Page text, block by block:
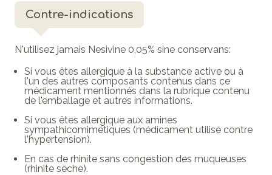
Contre-indications
N'utilisez jamais Nesivine 0,05% sine conservans:
Si vous êtes allergique à la substance active ou à
l'un des autres composants contenus dans ce
médicament mentionnés dans la rubrique contenu
de l'emballage et autres informations.
Si vous êtes allergique aux amines
sympathicomimétiques (médicament utilisé contre
l'hypertension).
En cas de rhinite sans congestion des muqueuses
(rhinite sèche).